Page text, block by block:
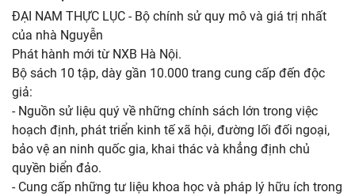
ĐẠI NAM THỰC LỤC - Bộ chính sử quy mô và giá trị nhất
của nhà Nguyễn
Phát hành mới từ NXB Hà Nội.
Bộ sách 10 tập, dày gần 10.000 trang cung cấp đến độc
giả:
- Nguồn sử liệu quý về những chính sách lớn trong việc
hoạch định, phát triển kinh tế xã hội, đường lối đối ngoại,
bảo vệ an ninh quốc gia, khai thác và khẳng định chủ
quyền biển đảo.
- Cung cấp những tư liệu khoa học và pháp lý hữu ích trong